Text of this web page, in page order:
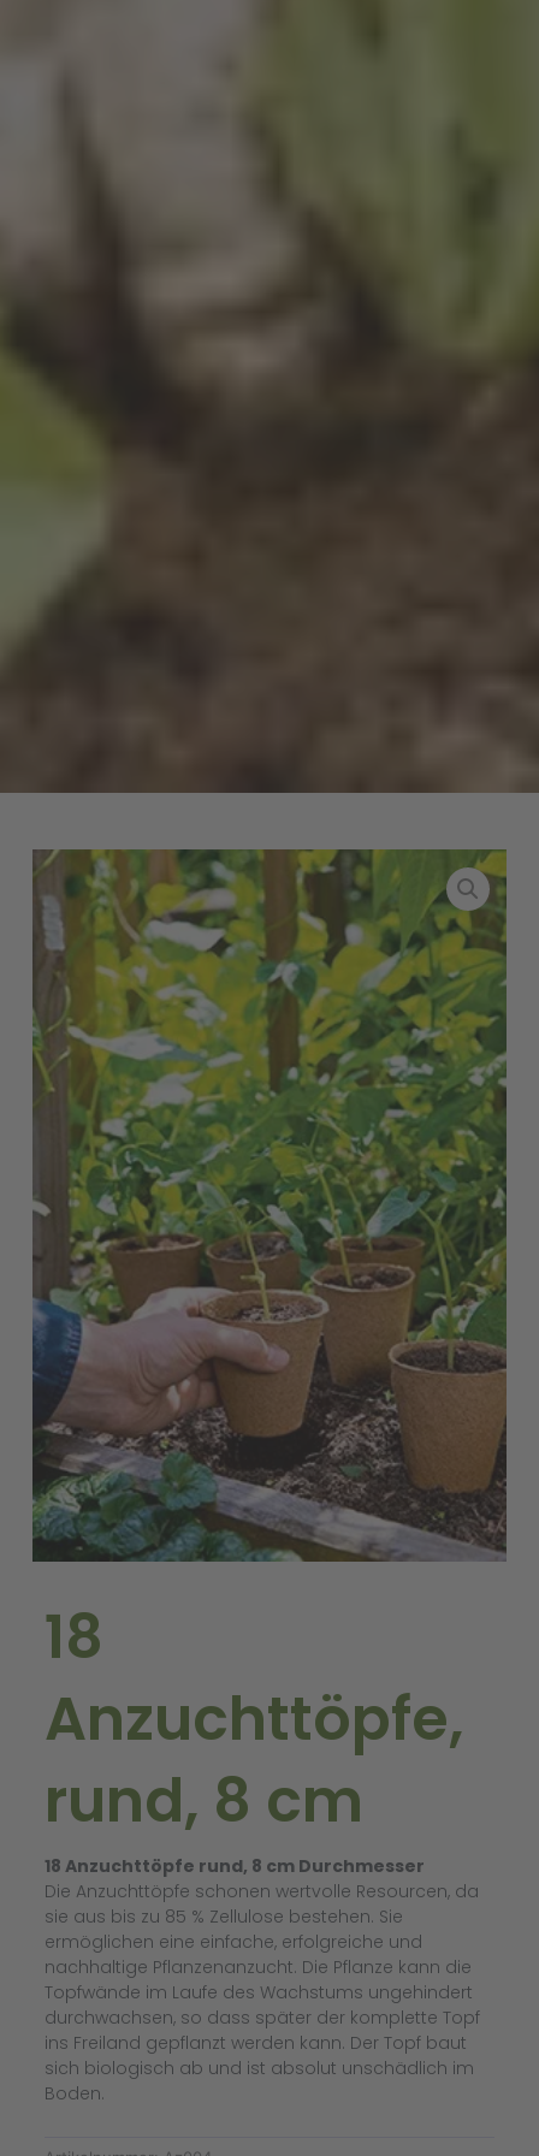
18
Anzuchttöpfe,
rund, 8 cm
18 Anzuchttöpfe rund, 8 cm Durchmesser
Die Anzuchttöpfe schonen wertvolle Resourcen, da
sie aus bis zu 85 % Zellulose bestehen. Sie
ermöglichen eine einfache, erfolgreiche und
nachhaltige Pflanzenanzucht. Die Pflanze kann die
Topfwände im Laufe des Wachstums ungehindert
durchwachsen, so dass später der komplette Topf
ins Freiland gepflanzt werden kann. Der Topf baut
sich biologisch ab und ist absolut unschädlich im
Boden.